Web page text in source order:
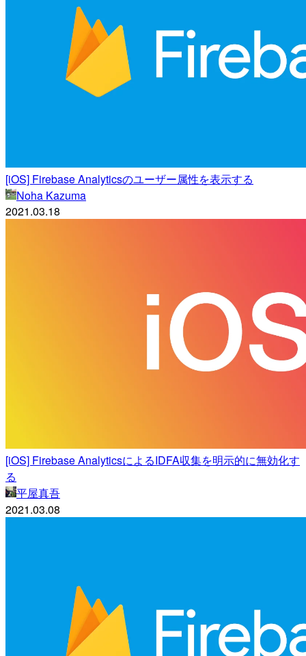
[iOS] Firebase Analyticsのユーザー属性を表示する
Noha Kazuma
2021.03.18
[iOS] Firebase AnalyticsによるIDFA収集を明示的に無効化す
る
平屋真吾
2021.03.08